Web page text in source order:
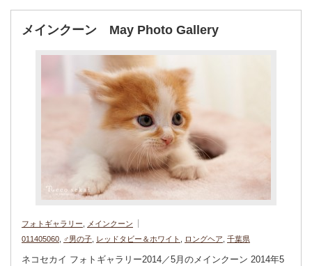
メインクーン May Photo Gallery
フォトギャラリー
メインクーン
011405060
♂男の子 レッドタビー＆ホワイト ロングヘア 千葉県
ネコセカイ フォトギャラリー2014／5月のメインクーン 2014年5